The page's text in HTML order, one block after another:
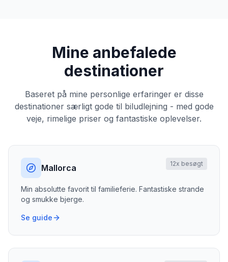
Mine anbefalede
destinationer
Baseret på mine personlige erfaringer er disse
destinationer særligt gode til biludlejning - med gode
veje, rimelige priser og fantastiske oplevelser.
Mallorca 12x besøgt
Min absolutte favorit til familieferie. Fantastiske strande
og smukke bjerge.
Se guide